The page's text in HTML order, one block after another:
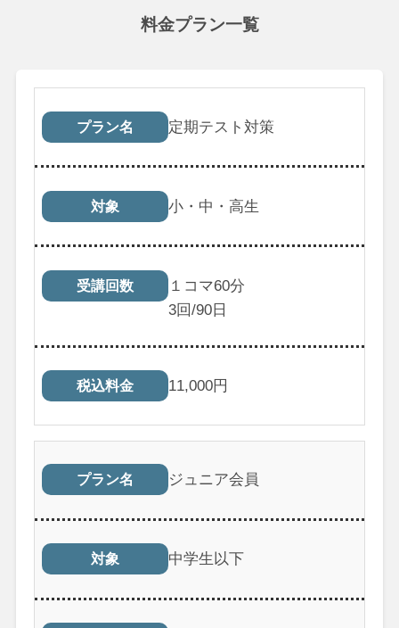
料金プラン一覧
プラン名 対象 受講回数
プラン名 定期テスト対策
対象 小・中・高生
受講回数
１コマ60分
3回/90日
税込料金 11,000円
プラン名 ジュニア会員
対象 中学生以下